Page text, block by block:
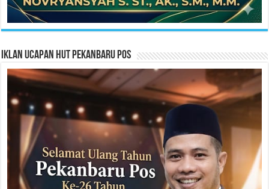
Iklan Ucapan HUT Pekanbaru Pos